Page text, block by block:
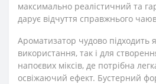
максимально реалістичний та
дарує відчуття справжнього
Ароматизатор чудово підходить
використання, так і для
напоєвих міксів, де потрібна
освіжаючий ефект. Бустерний